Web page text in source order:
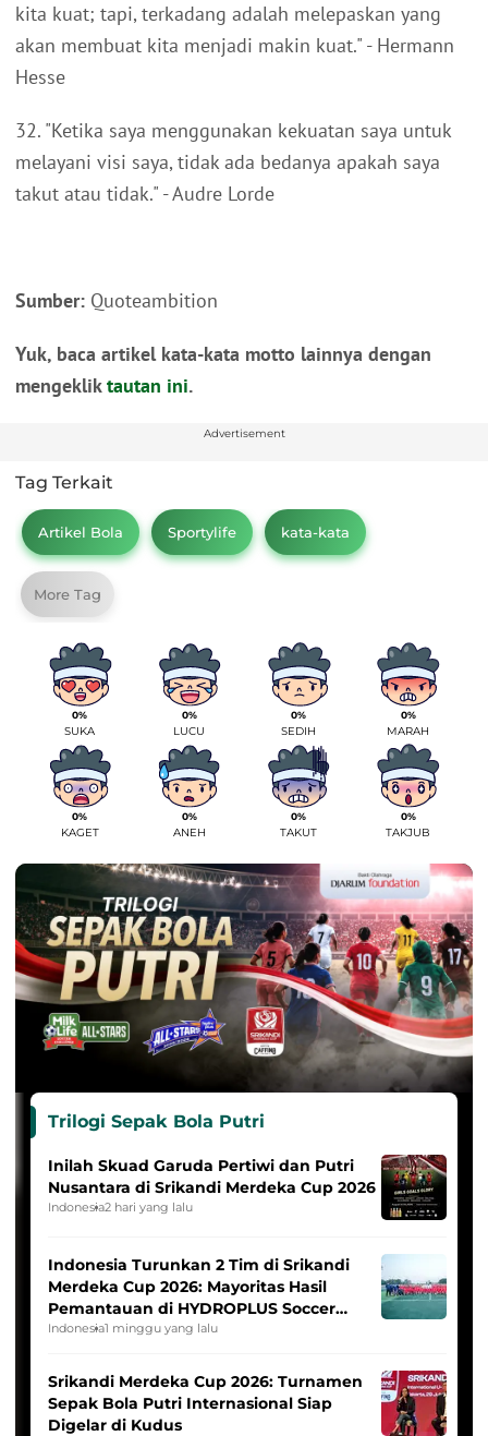
kita kuat; tapi, terkadang adalah melepaskan yang
akan membuat kita menjadi makin kuat." - Hermann
Hesse
32. "Ketika saya menggunakan kekuatan saya untuk
melayani visi saya, tidak ada bedanya apakah saya
takut atau tidak." - Audre Lorde
Sumber: Quoteambition
Yuk, baca artikel kata-kata motto lainnya dengan
mengekliktautan ini.
Advertisement
Tag Terkait
Artikel Bola Sportylife kata-kata
More Tag
0%
SUKA
0%
LUCU
0%
SEDIH
0%
MARAH
0%
KAGET
0%
ANEH
0%
TAKUT
0%
TAKJUB
Trilogi Sepak Bola Putri
Inilah Skuad Garuda Pertiwi dan Putri
Nusantara di Srikandi Merdeka Cup 2026
Indonesia2 hari yang lalu
Indonesia Turunkan 2 Tim di Srikandi
Merdeka Cup 2026: Mayoritas Hasil
Pemantauan di HYDROPLUS Soccer
League
Indonesia1 minggu yang lalu
Srikandi Merdeka Cup 2026: Turnamen
Sepak Bola Putri Internasional Siap
Digelar di Kudus